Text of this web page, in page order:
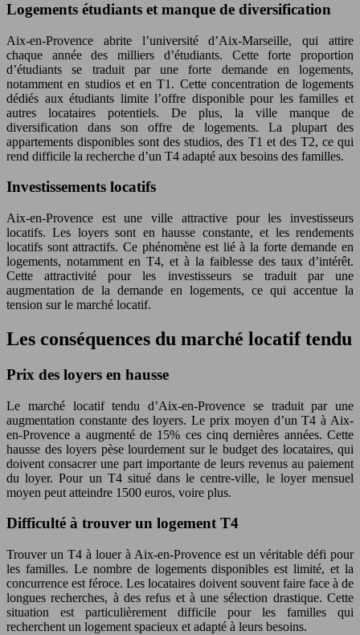
Logements étudiants et manque de diversification
Aix-en-Provence abrite l’université d’Aix-Marseille, qui attire
chaque année des milliers d’étudiants. Cette forte proportion
d’étudiants se traduit par une forte demande en logements,
notamment en studios et en T1. Cette concentration de logements
dédiés aux étudiants limite l’offre disponible pour les familles et
autres locataires potentiels. De plus, la ville manque de
diversification dans son offre de logements. La plupart des
appartements disponibles sont des studios, des T1 et des T2, ce qui
rend difficile la recherche d’un T4 adapté aux besoins des familles.
Investissements locatifs
Aix-en-Provence est une ville attractive pour les investisseurs
locatifs. Les loyers sont en hausse constante, et les rendements
locatifs sont attractifs. Ce phénomène est lié à la forte demande en
logements, notamment en T4, et à la faiblesse des taux d’intérêt.
Cette attractivité pour les investisseurs se traduit par une
augmentation de la demande en logements, ce qui accentue la
tension sur le marché locatif.
Les conséquences du marché locatif tendu
Prix des loyers en hausse
Le marché locatif tendu d’Aix-en-Provence se traduit par une
augmentation constante des loyers. Le prix moyen d’un T4 à Aix-
en-Provence a augmenté de 15% ces cinq dernières années. Cette
hausse des loyers pèse lourdement sur le budget des locataires, qui
doivent consacrer une part importante de leurs revenus au paiement
du loyer. Pour un T4 situé dans le centre-ville, le loyer mensuel
moyen peut atteindre 1500 euros, voire plus.
Difficulté à trouver un logement T4
Trouver un T4 à louer à Aix-en-Provence est un véritable défi pour
les familles. Le nombre de logements disponibles est limité, et la
concurrence est féroce. Les locataires doivent souvent faire face à de
longues recherches, à des refus et à une sélection drastique. Cette
situation est particulièrement difficile pour les familles qui
recherchent un logement spacieux et adapté à leurs besoins.